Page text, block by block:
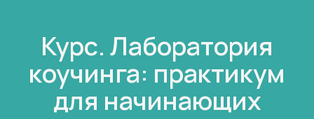
Курс. Лаборатория
коучинга: практикум
для начинающих